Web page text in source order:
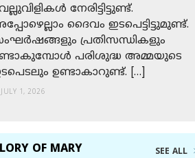
നേരിട്ടിട്ടുണ്ട്.
ദൈവം ഇടപെട്ടിട്ടുമുണ്ട്.
പ്രതിസന്ധികളും
പരിശുദ്ധ അമ്മയുടെ
ഉണ്ടാകാറുണ്ട്. […]
JULY 1, 2026
OF MARY SEE ALL